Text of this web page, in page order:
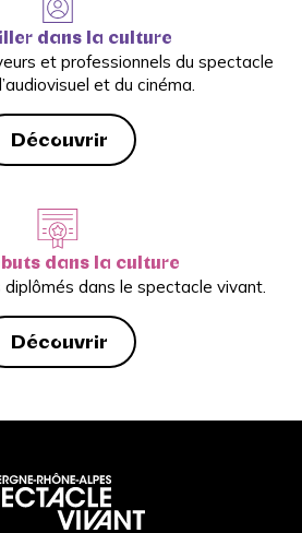
dans la culture
et professionnels du spectacle
et du cinéma.
Découvrir
dans la culture
dans le spectacle vivant.
Découvrir